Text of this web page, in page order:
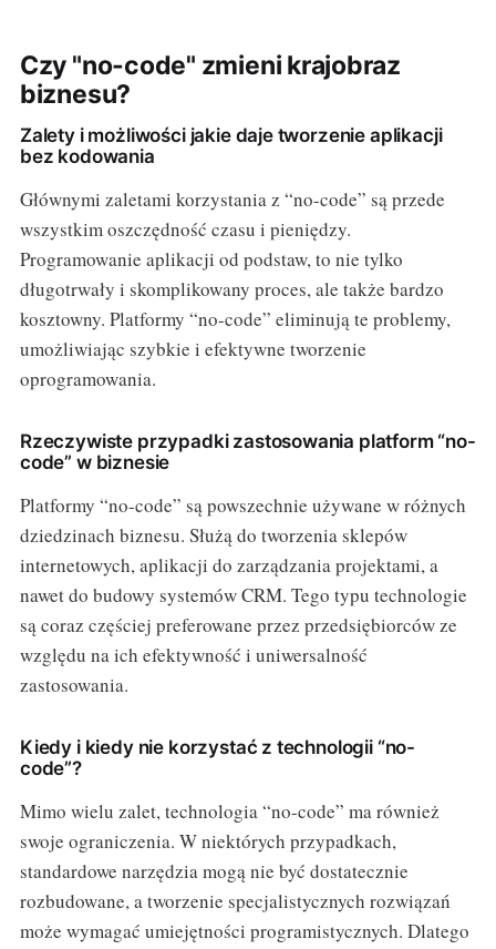
Czy "no-code" zmieni krajobraz
biznesu?
Zalety i możliwości jakie daje tworzenie aplikacji
bez kodowania
Głównymi zaletami korzystania z “no-code” są przede
wszystkim oszczędność czasu i pieniędzy.
Programowanie aplikacji od podstaw, to nie tylko
długotrwały i skomplikowany proces, ale także bardzo
kosztowny. Platformy “no-code” eliminują te problemy,
umożliwiając szybkie i efektywne tworzenie
oprogramowania.
Rzeczywiste przypadki zastosowania platform “no-
code” w biznesie
Platformy “no-code” są powszechnie używane w różnych
dziedzinach biznesu. Służą do tworzenia sklepów
internetowych, aplikacji do zarządzania projektami, a
nawet do budowy systemów CRM. Tego typu technologie
są coraz częściej preferowane przez przedsiębiorców ze
względu na ich efektywność i uniwersalność
zastosowania.
Kiedy i kiedy nie korzystać z technologii “no-
code”?
Mimo wielu zalet, technologia “no-code” ma również
swoje ograniczenia. W niektórych przypadkach,
standardowe narzędzia mogą nie być dostatecznie
rozbudowane, a tworzenie specjalistycznych rozwiązań
może wymagać umiejętności programistycznych. Dlatego